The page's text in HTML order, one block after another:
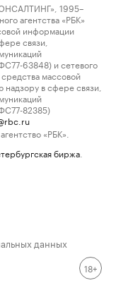
1995–
агентства «РБК»
информации
связи,
63848) и сетевого
массовой
в сфере связи,
82385)
«РБК».
биржа
данных
18+